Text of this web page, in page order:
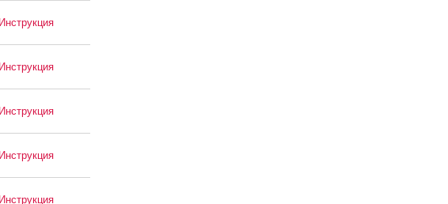
Инструкция
Инструкция
Инструкция
Инструкция
Инструкция